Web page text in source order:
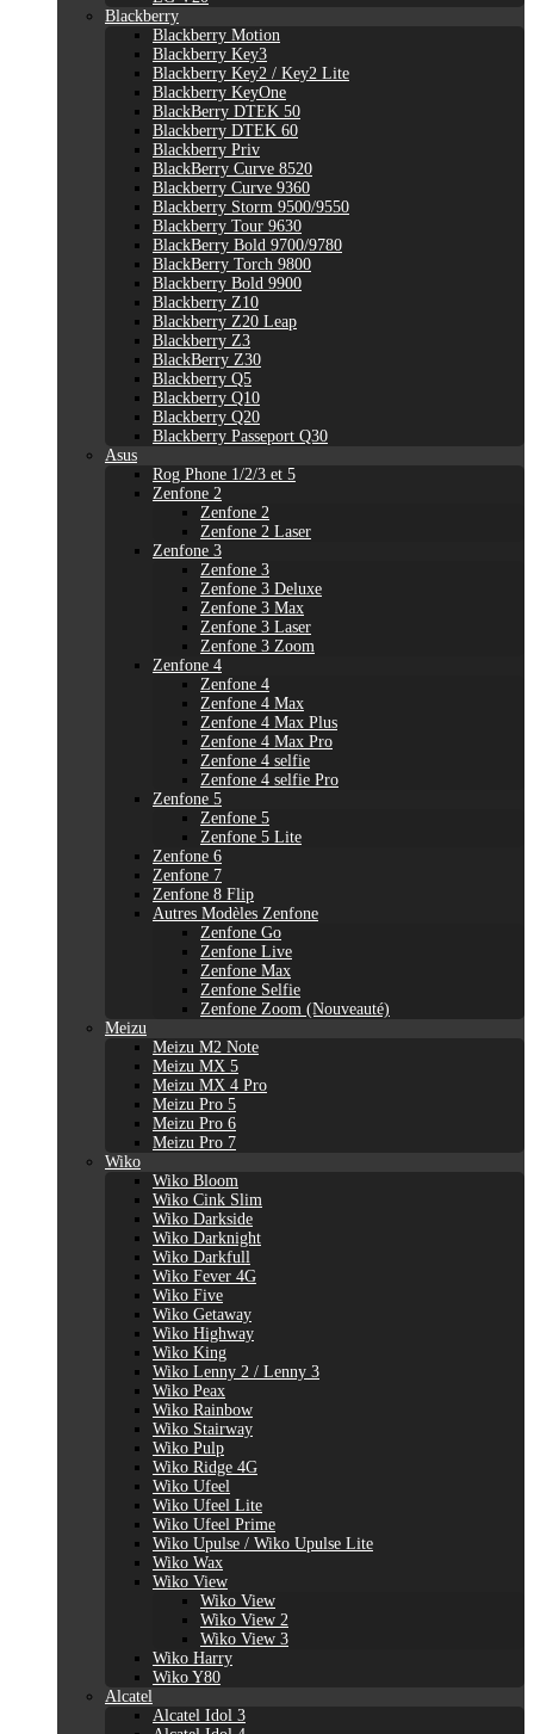
Blackberry
Blackberry Motion
Blackberry Key3
Blackberry Key2 / Key2 Lite
Blackberry KeyOne
BlackBerry DTEK 50
Blackberry DTEK 60
Blackberry Priv
BlackBerry Curve 8520
Blackberry Curve 9360
Blackberry Storm 9500/9550
Blackberry Tour 9630
BlackBerry Bold 9700/9780
BlackBerry Torch 9800
Blackberry Bold 9900
Blackberry Z10
Blackberry Z20 Leap
Blackberry Z3
BlackBerry Z30
Blackberry Q5
Blackberry Q10
Blackberry Q20
Blackberry Passeport Q30
Asus
Rog Phone 1/2/3 et 5
Zenfone 2
Zenfone 2
Zenfone 2 Laser
Zenfone 3
Zenfone 3
Zenfone 3 Deluxe
Zenfone 3 Max
Zenfone 3 Laser
Zenfone 3 Zoom
Zenfone 4
Zenfone 4
Zenfone 4 Max
Zenfone 4 Max Plus
Zenfone 4 Max Pro
Zenfone 4 selfie
Zenfone 4 selfie Pro
Zenfone 5
Zenfone 5
Zenfone 5 Lite
Zenfone 6
Zenfone 7
Zenfone 8 Flip
Autres Modèles Zenfone
Zenfone Go
Zenfone Live
Zenfone Max
Zenfone Selfie
Zenfone Zoom (Nouveauté)
Meizu
Meizu M2 Note
Meizu MX 5
Meizu MX 4 Pro
Meizu Pro 5
Meizu Pro 6
Meizu Pro 7
Wiko
Wiko Bloom
Wiko Cink Slim
Wiko Darkside
Wiko Darknight
Wiko Darkfull
Wiko Fever 4G
Wiko Five
Wiko Getaway
Wiko Highway
Wiko King
Wiko Lenny 2 / Lenny 3
Wiko Peax
Wiko Rainbow
Wiko Stairway
Wiko Pulp
Wiko Ridge 4G
Wiko Ufeel
Wiko Ufeel Lite
Wiko Ufeel Prime
Wiko Upulse / Wiko Upulse Lite
Wiko Wax
Wiko View
Wiko View
Wiko View 2
Wiko View 3
Wiko Harry
Wiko Y80
Alcatel
Alcatel Idol 3